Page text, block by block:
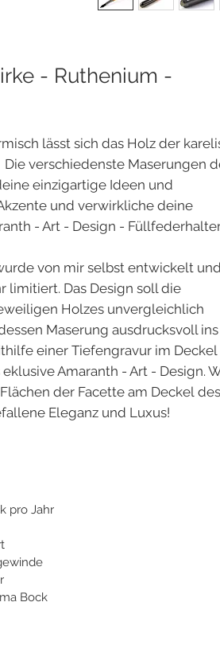
- Ruthenium -
lässt sich das Holz der
verschiedenste Maserungen
einzigartige Ideen und
und verwirkliche deine
- Art - Design -
von mir selbst entwickelt
limitiert. Das Design soll die
Holzes unvergleichlich
Maserung ausdrucksvoll
einer Tiefengravur im Deckel
Amaranth - Art - Design.
der Facette am Deckel des
Eleganz und Luxus!
pro Jahr
Bock